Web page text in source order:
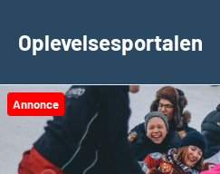
Oplevelsesportalen
Annonce